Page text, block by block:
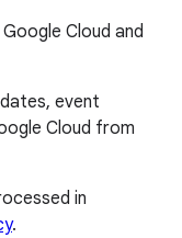
Cloud and
event
Cloud from
in
.